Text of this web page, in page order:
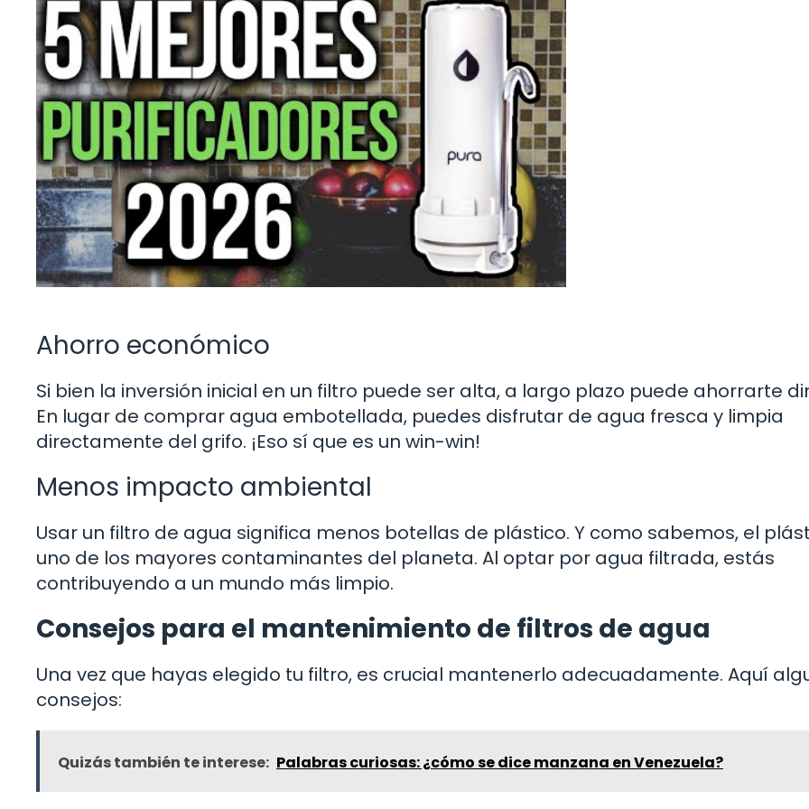
Ahorro económico
Si bien la inversión inicial en un filtro puede ser alta, a largo plazo puede ahorrarte
En lugar de comprar agua embotellada, puedes disfrutar de agua fresca y limpia
directamente del grifo. ¡Eso sí que es un win-win!
Menos impacto ambiental
Usar un filtro de agua significa menos botellas de plástico. Y como sabemos, el
uno de los mayores contaminantes del planeta. Al optar por agua filtrada, estás
contribuyendo a un mundo más limpio.
Consejos para el mantenimiento de filtros de agua
Una vez que hayas elegido tu filtro, es crucial mantenerlo adecuadamente. Aquí
consejos:
Quizás también te interese: Palabras curiosas: ¿cómo se dice manzana en Venezuela?